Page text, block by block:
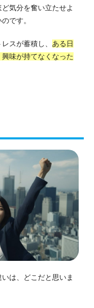
気分を奮い立たせよ
です。
スが蓄積し、 ある日
味が持てなくなった
は、どこだと思いま